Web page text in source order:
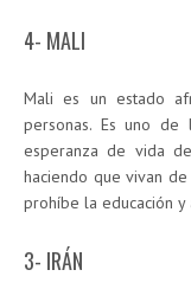
4- MALI
Mali es un estado
personas. Es uno
esperanza de vida
haciendo que vivan
prohíbe la educación
3- IRÁN